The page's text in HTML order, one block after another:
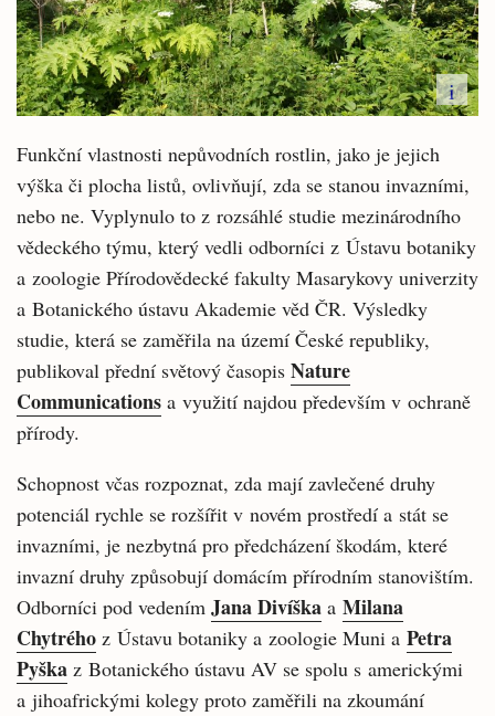
i
Funkční vlastnosti nepůvodních rostlin, jako je jejich
výška či plocha listů, ovlivňují, zda se stanou invazními,
nebo ne. Vyplynulo to z rozsáhlé studie mezinárodního
vědeckého týmu, který vedli odborníci z Ústavu botaniky
a zoologie Přírodovědecké fakulty Masarykovy univerzity
a Botanického ústavu Akademie věd ČR. Výsledky
studie, která se zaměřila na území České republiky,
publikoval přední světový časopis Nature
Communications a využití najdou především v ochraně
přírody.
Schopnost včas rozpoznat, zda mají zavlečené druhy
potenciál rychle se rozšířit v novém prostředí a stát se
invazními, je nezbytná pro předcházení škodám, které
invazní druhy způsobují domácím přírodním stanovištím.
Odborníci pod vedením Jana Divíška a Milana
Chytrého z Ústavu botaniky a zoologie Muni a Petra
Pyška z Botanického ústavu AV se spolu s americkými
a jihoafrickými kolegy proto zaměřili na zkoumání